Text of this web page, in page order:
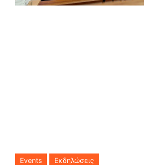
Events Εκδηλώσεις